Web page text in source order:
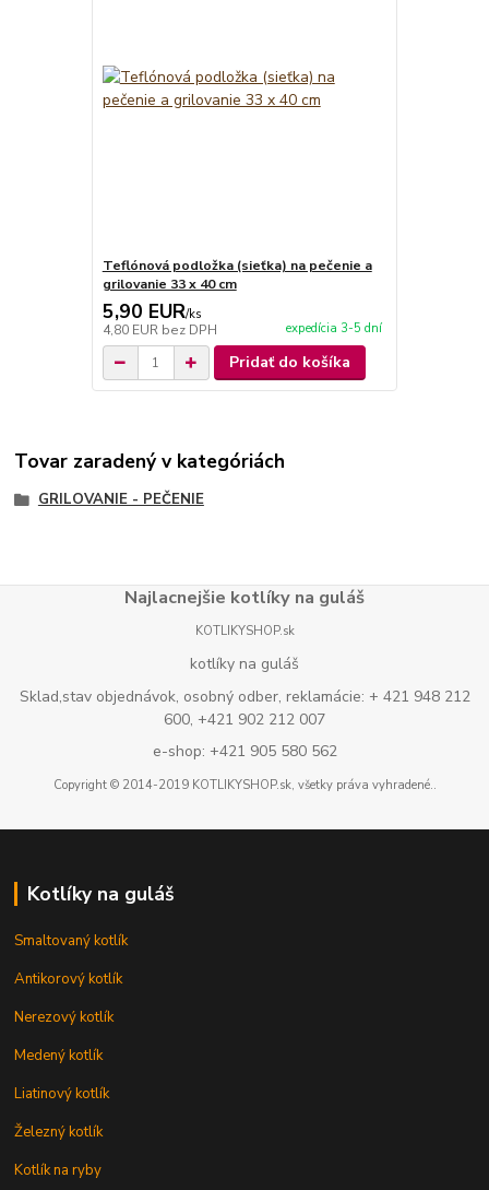
Teflónová podložka (sieťka) na pečenie a
grilovanie 33 x 40 cm
5,90 EUR/ks
4,80 EUR bez DPH expedícia 3-5 dní
Pridať do košíka
Tovar zaradený v kategóriách
GRILOVANIE - PEČENIE
Najlacnejšie kotlíky na guláš
KOTLIKYSHOP.sk
kotlíky na guláš
Sklad,stav objednávok, osobný odber, reklamácie: + 421 948 212
600, +421 902 212 007
e-shop: +421 905 580 562
Copyright © 2014-2019 KOTLIKYSHOP.sk, všetky práva vyhradené..
Kotlíky na guláš
Smaltovaný kotlík
Antikorový kotlík
Nerezový kotlík
Medený kotlík
Liatinový kotlík
Železný kotlík
Kotlík na ryby